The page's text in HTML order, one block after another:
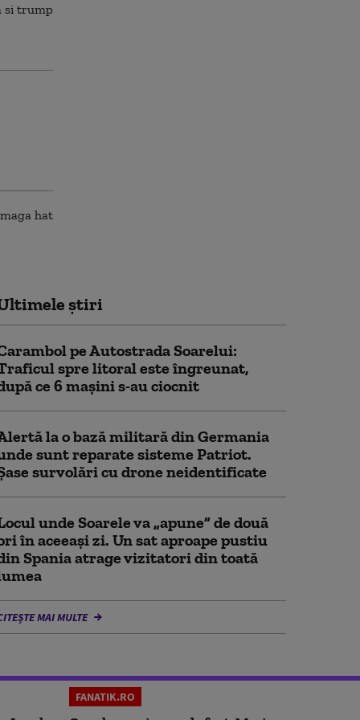
știri
pe Autostrada Soarelui:
spre litoral este îngreunat,
ce 6 mașini s-au ciocnit
la o bază militară din Germania
sunt reparate sisteme Patriot.
survolări cu drone neidentificate
unde Soarele va „apune” de două
în aceeași zi. Un sat aproape pustiu
Spania atrage vizitatori din toată
MAI MULTE
FANATIK.RO